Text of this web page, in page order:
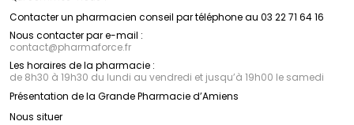
Contacter un pharmacien conseil par téléphone au 03 22 71 64 16
Nous contacter par e-mail :
contact@pharmaforce.fr
Les horaires de la pharmacie :
de 8h30 à 19h30 du lundi au vendredi et jusqu’à 19h00 le samedi
Présentation de la Grande Pharmacie d’Amiens
Nous situer